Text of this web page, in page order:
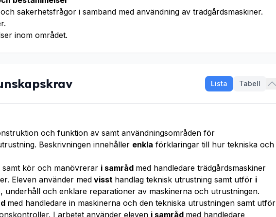
säkerhetsfrågor i samband med användning av trädgårdsmaskiner.
inom området.
Lista Tabell
och funktion av samt användningsområden för
Beskrivningen innehåller enkla förklaringar till hur tekniska och
kör och manövrerar i samråd med handledare trädgårdsmaskiner
Eleven använder med visst handlag teknisk utrustning samt utför i
underhåll och enklare reparationer av maskinerna och utrustningen.
med handledare in maskinerna och den tekniska utrustningen samt utför
I arbetet använder eleven i samråd med handledare